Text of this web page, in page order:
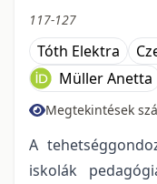
117-127
Tóth Elektra
Müller Anetta
Megtekintések
A
iskolák